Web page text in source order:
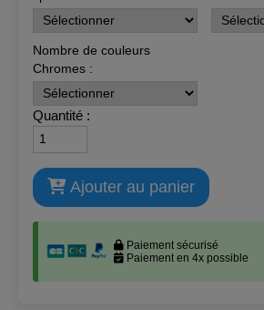
Chaussures
Gants
piste
Tenues
cyclistes
personnalisées
Accueil
Mon
compte
Nos
monteurs
partenaires
Nombre de couleurs
Chromes :
Quantité :
Ajouter au panier
Paiement sécurisé
Paiement en 4x possible